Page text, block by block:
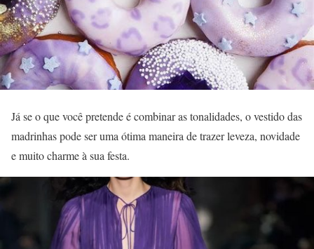
Já se o que você pretende é combinar as tonalidades, o vestido das
madrinhas pode ser uma ótima maneira de trazer leveza, novidade
e muito charme à sua festa.